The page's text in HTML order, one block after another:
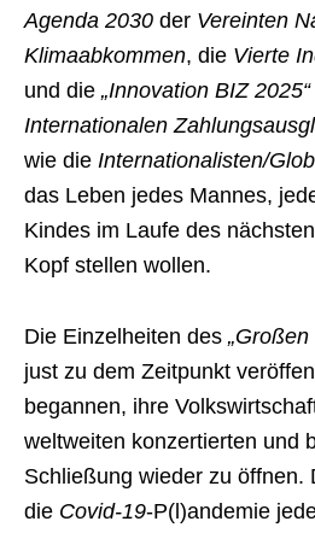
Agenda 2030 der Vereinten
Klimaabkommen, die Vierte
und die „Innovation BIZ 2025“
Internationalen
wie die Internationalisten/
das Leben jedes Mannes,
Kindes im Laufe des
Kopf stellen wollen.
Die Einzelheiten des „Großen
just zu dem Zeitpunkt
begannen, ihre
weltweiten konzertierten und
Schließung wieder zu öffnen.
die Covid-19-P(l)andemie